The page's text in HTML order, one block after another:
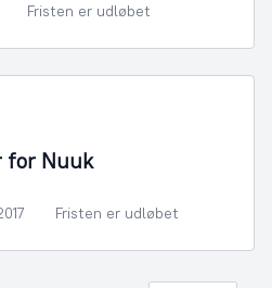
Fristen er udløbet
for Nuuk
Fristen er udløbet